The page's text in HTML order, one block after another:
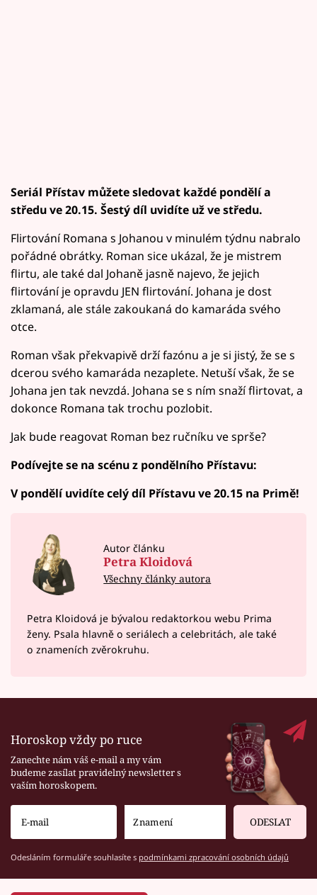
Seriál Přístav můžete sledovat každé pondělí a
středu ve 20.15. Šestý díl uvidíte už ve středu.
Flirtování Romana s Johanou v minulém týdnu nabralo
pořádné obrátky. Roman sice ukázal, že je mistrem
flirtu, ale také dal Johaně jasně najevo, že jejich
flirtování je opravdu JEN flirtování. Johana je dost
zklamaná, ale stále zakoukaná do kamaráda svého
otce.
Roman však překvapivě drží fazónu a je si jistý, že se s
dcerou svého kamaráda nezaplete. Netuší však, že se
Johana jen tak nevzdá. Johana se s ním snaží flirtovat, a
dokonce Romana tak trochu pozlobit.
Jak bude reagovat Roman bez ručníku ve sprše?
Podívejte se na scénu z pondělního Přístavu:
V pondělí uvidíte celý díl Přístavu ve 20.15 na Primě!
Autor článku
Petra Kloidová
Všechny články autora
Petra Kloidová je bývalou redaktorkou webu Prima
ženy. Psala hlavně o seriálech a celebritách, ale také
o znameních zvěrokruhu.
Horoskop vždy po ruce
Zanechte nám váš e-mail a my vám
budeme zasílat pravidelný newsletter s
vaším horoskopem.
ODESLAT
Odesláním formuláře souhlasíte s podmínkami zpracování osobních údajů